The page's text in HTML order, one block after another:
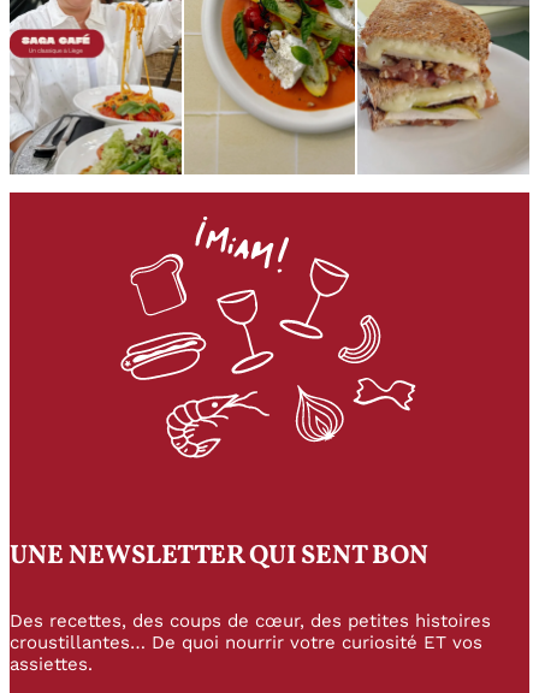
UNE NEWSLETTER QUI SENT BON
Des recettes, des coups de cœur, des petites histoires
croustillantes… De quoi nourrir votre curiosité ET vos
assiettes.